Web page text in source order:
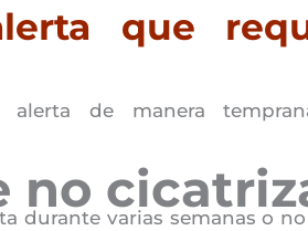
que
alerta de manera
no
durante varias semanas o